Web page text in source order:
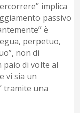
implica
passivo
è
perpetuo,
non di
paio di volte al
vi sia un
tramite una